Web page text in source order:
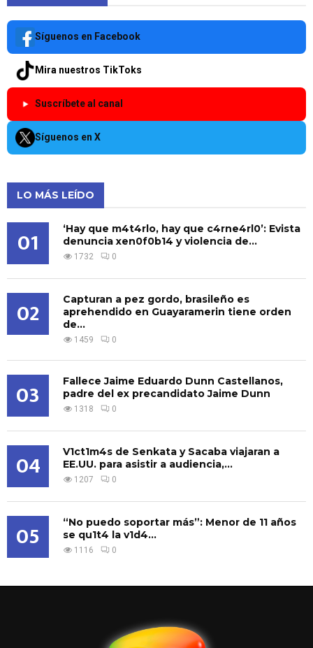
Síguenos en Facebook
Mira nuestros TikToks
Suscríbete al canal
Síguenos en X
LO MÁS LEÍDO
01
‘Hay que m4t4rlo, hay que c4rne4rl0’: Evista
denuncia xen0f0b14 y violencia de...
1732 0
02
Capturan a pez gordo, brasileño es
aprehendido en Guayaramerin tiene orden
de...
1459 0
03
Fallece Jaime Eduardo Dunn Castellanos,
padre del ex precandidato Jaime Dunn
1318 0
04
V1ct1m4s de Senkata y Sacaba viajaran a
EE.UU. para asistir a audiencia,...
1207 0
05
“No puedo soportar más”: Menor de 11 años
se qu1t4 la v1d4...
1116 0